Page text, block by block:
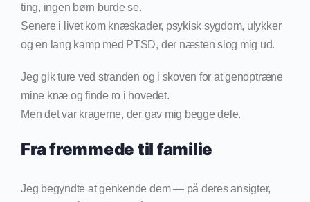
ting, ingen børn burde se.
Senere i livet kom knæskader, psykisk sygdom, ulykker
og en lang kamp med PTSD, der næsten slog mig ud.
Jeg gik ture ved stranden og i skoven for at genoptræne
mine knæ og finde ro i hovedet.
Men det var kragerne, der gav mig begge dele.
Fra fremmede til familie
Jeg begyndte at genkende dem — på deres ansigter,